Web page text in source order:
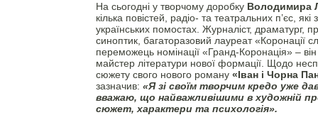
На сьогодні у творчому доробку Володимира
кілька повістей, радіо- та театральних п’єс,
українських помостах. Журналіст, драматург,
синоптик, багаторазовий лауреат «Коронації
переможець номінації «Гранд-Коронація» –
майстер літератури нової формації. Щодо
сюжету свого нового роману «Іван і Чорна
зазначив: «Я зі своїм творчим кредо уже
вважаю, що найважливішими в художній
сюжет, характери та психологія».